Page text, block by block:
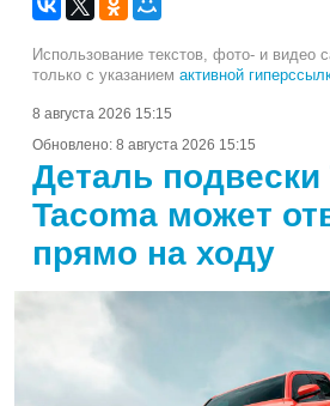
Использование текстов, фото- и видео
только с указанием активной
8 августа 2026 15:15
Обновлено: 8 августа 2026 15:15
Деталь подвески
Tacoma может
прямо на ходу